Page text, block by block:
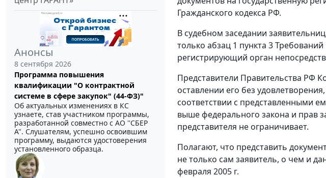
Анонсы
8 сентября 2026
Программа повышения
квалификации "О контрактной
системе в сфере закупок" (44-ФЗ)"
Об актуальных изменениях в КС
узнаете, став участником программы,
разработанной совместно с АО ''СБЕР
А". Слушателям, успешно освоившим
программу, выдаются удостоверения
установленного образца.
Гражданского кодекса РФ.
В судебном заседании
только абзац 1 пункта 3
регистрирующий орган
Представители Правительства РФ
оставлении его без
соответствии с представленными
выше федерального закона и прав
представителя не ограничивает.
Полагают, что представить
не только сам заявитель, о чем и
февраля 2005 г.